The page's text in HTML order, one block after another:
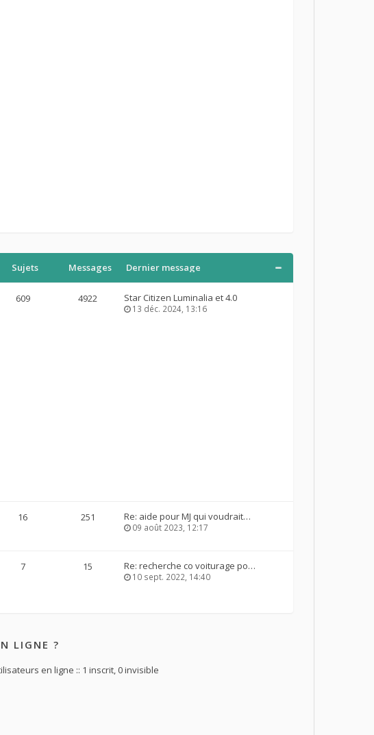
Sujets Messages Dernier message
609 4922 Star Citizen Luminalia et 4.0
13 déc. 2024, 13:16
16 251 Re: aide pour MJ qui voudrait…
09 août 2023, 12:17
7 15 Re: recherche co voiturage po…
10 sept. 2022, 14:40
LIGNE ?
en ligne :: 1 inscrit, 0 invisible